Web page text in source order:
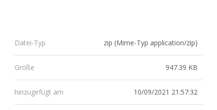
Datei-Typ zip (Mime-Typ application/zip)
Größe 947.39 KB
hinzugefügt am 10/09/2021 21:57:32